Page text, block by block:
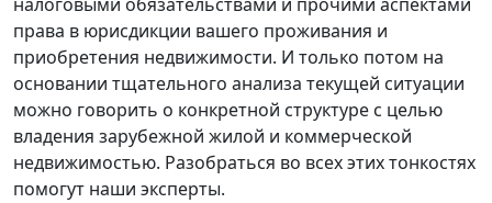
права в юрисдикции вашего проживания и
приобретения недвижимости. И только потом на
основании тщательного анализа текущей ситуации
можно говорить о конкретной структуре с целью
владения зарубежной жилой и коммерческой
недвижимостью. Разобраться во всех этих тонкостях
помогут наши эксперты.